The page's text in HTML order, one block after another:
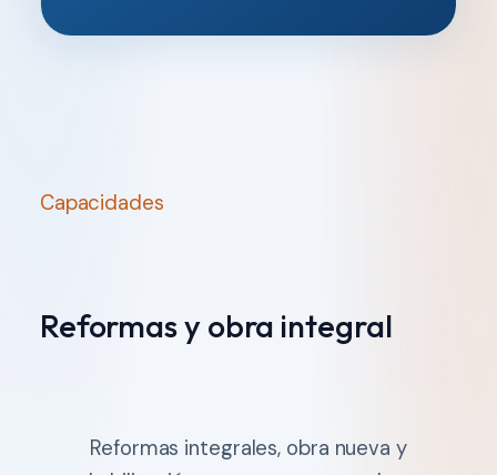
Capacidades
Reformas y obra integral
Reformas integrales, obra nueva y